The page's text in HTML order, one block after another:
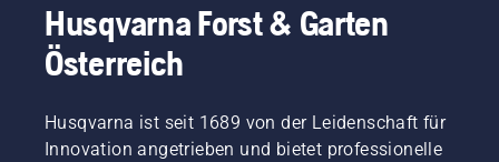
Husqvarna Forst & Garten
Österreich
Husqvarna ist seit 1689 von der Leidenschaft für
Innovation angetrieben und bietet professionelle